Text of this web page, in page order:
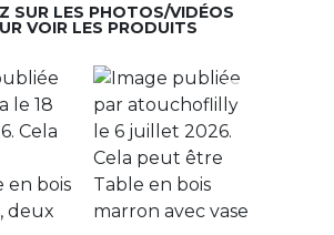
SUR LES PHOTOS/VIDÉOS
VOIR LES PRODUITS